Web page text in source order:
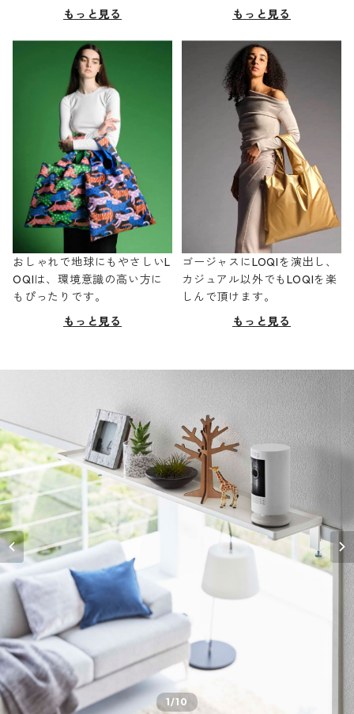
もっと見る
もっと見る
おしゃれで地球にもやさしいL
OQIは、環境意識の高い方に
もぴったりです。
もっと見る
ゴージャスにLOQIを演出し、
カジュアル以外でもLOQIを楽
しんで頂けます。
もっと見る
1/10